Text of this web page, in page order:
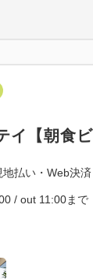
イ【朝食
地払い・Web決済
/ out 11:00まで